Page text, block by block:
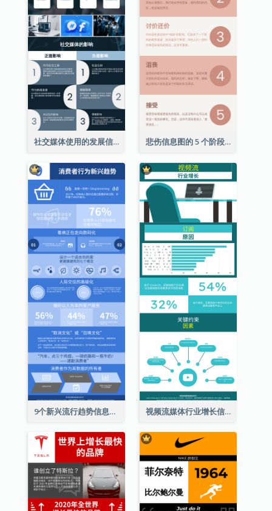
社交媒体使用的发展信息图表 悲伤信息图的 5 个阶段（附解释）
9个新兴流行趋势信息图表 视频流媒体行业增长信息图表